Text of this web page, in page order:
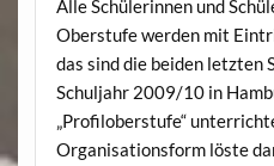
Alle Schülerinnen und
Oberstufe werden mit
das sind die beiden letzten
Schuljahr 2009/10 in
„Profiloberstufe“
Organisationsform löste